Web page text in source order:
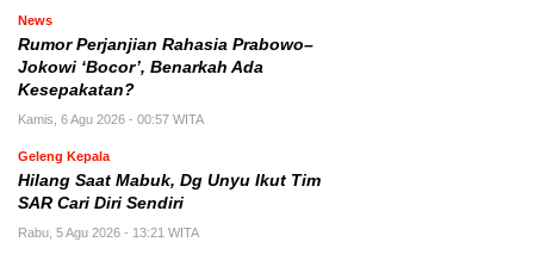
News
Rumor Perjanjian Rahasia Prabowo–
Jokowi ‘Bocor’, Benarkah Ada
Kesepakatan?
Kamis, 6 Agu 2026 - 00:57 WITA
Geleng Kepala
Hilang Saat Mabuk, Dg Unyu Ikut Tim
SAR Cari Diri Sendiri
Rabu, 5 Agu 2026 - 13:21 WITA